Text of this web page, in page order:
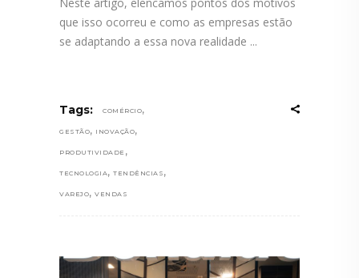
que isso ocorreu e como as empresas estão
se adaptando a essa nova realidade
Tags: COMÉRCIO,
GESTÃO, INOVAÇÃO,
PRODUTIVIDADE ,
TECNOLOGIA , TENDÊNCIAS ,
VAREJO, VENDAS